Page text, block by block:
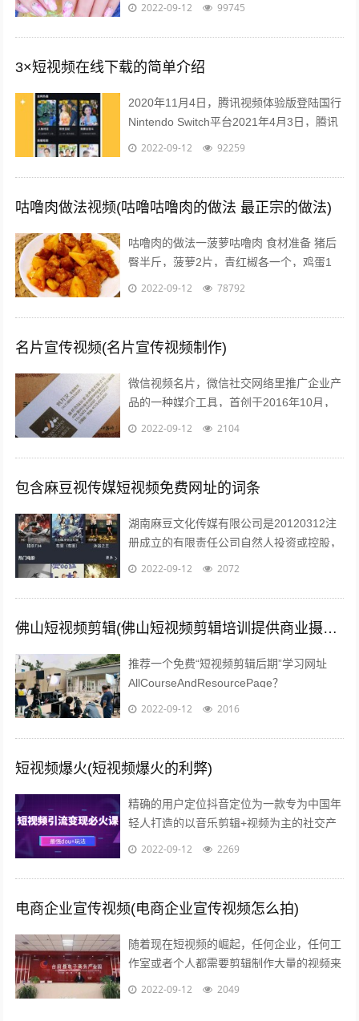
2022-09-12 99745
3×短视频在线下载的简单介绍
2020年11月4日，腾讯视频体验版登陆国行
Nintendo Switch平台2021年4月3日，腾讯
视频VIP 宣布，2021年4月10日零点起对
2022-09-12 92259
咕噜肉做法视频(咕噜咕噜肉的做法 最正宗的做法)
咕噜肉的做法一菠萝咕噜肉 食材准备 猪后
臀半斤，菠萝2片，青红椒各一个，鸡蛋1
个，水淀粉30ml，料酒15ml，盐5克，番茄
2022-09-12 78792
名片宣传视频(名片宣传视频制作)
微信视频名片，微信社交网络里推广企业产
品的一种媒介工具，首创于2016年10月，
由云视界择优推出用以帮助企业提升客咨量
2022-09-12 2104
包含麻豆视传媒短视频免费网址的词条
湖南麻豆文化传媒有限公司是20120312注
册成立的有限责任公司自然人投资或控股，
注册地址位于长沙市望城区高塘岭街道高塘
2022-09-12 2072
佛山短视频剪辑(佛山短视频剪辑培训提供商业摄影培训服务)
推荐一个免费“短视频剪辑后期”学习网址
AllCourseAndResourcePage？
type=1tagid=313zdhhr11y04r301...
2022-09-12 2016
短视频爆火(短视频爆火的利弊)
精确的用户定位抖音定位为一款专为中国年
轻人打造的以音乐剪辑+视频为主的社交产
品，迎合年轻群体碎片化的观看需求，满足
2022-09-12 2269
电商企业宣传视频(电商企业宣传视频怎么拍)
随着现在短视频的崛起，任何企业，任何工
作室或者个人都需要剪辑制作大量的视频来
包装品牌，发抖音，发朋友圈，发淘宝等自
2022-09-12 2049